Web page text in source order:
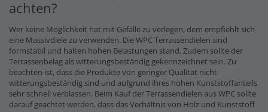
achten?
Wer keine Möglichkeit hat mit Gefälle zu verlegen, dem empfiehlt sich
eine Massivdiele zu verwenden. Die WPC Terrassendielen sind
formstabil und halten hohen Belastungen stand. Zudem sollte der
Terrassenbelag als witterungsbeständig gekennzeichnet sein. Zu
beachten ist, dass die Produkte von geringer Qualität nicht
witterungsbeständig sind und aufgrund ihres hohen Kunststoffanteils
sehr schnell verblassen. Beim Kauf der Terrassendielen aus WPC sollte
darauf geachtet werden, dass das Verhältnis von Holz und Kunststoff